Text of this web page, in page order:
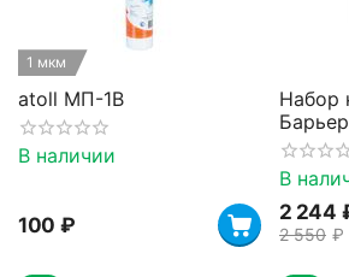
1 мкм
atoll МП-1В
В наличии
‍100‍ ₽
Набор
В
2 244
2 550 ₽